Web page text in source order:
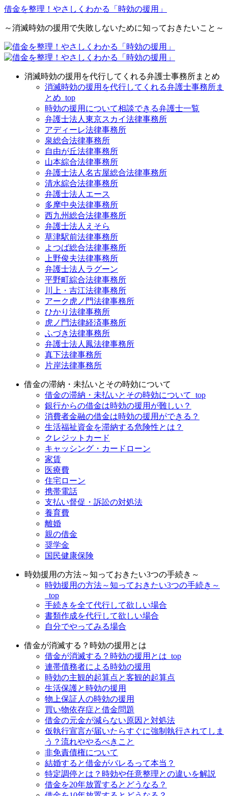
借金を整理！やさしくわかる「時効の援用」
～消滅時効の援用で失敗しないために知っておきたいこと～
消滅時効の援用を代行してくれる弁護士事務所まとめ
消滅時効の援用を代行してくれる弁護士事務所ま
とめ_top
時効の援用について相談できる弁護士一覧
弁護士法人東京スカイ法律事務所
アディーレ法律事務所
泉総合法律事務所
自由が丘法律事務所
山本綜合法律事務所
弁護士法人名古屋総合法律事務所
清水綜合法律事務所
弁護士法人エース
多摩中央法律事務所
西九州総合法律事務所
弁護士法人えそら
草津駅前法律事務所
よつば総合法律事務所
上野俊夫法律事務所
弁護士法人ラグーン
平野町綜合法律事務所
川上・吉江法律事務所
アーク虎ノ門法律事務所
ひかり法律事務所
虎ノ門法律経済事務所
ふづき法律事務所
弁護士法人鳳法律事務所
真下法律事務所
片岸法律事務所
借金の滞納・未払いとその時効について
借金の滞納・未払いとその時効について_top
銀行からの借金は時効の援用が難しい？
消費者金融の借金は時効の援用ができる？
生活福祉資金を滞納する危険性とは？
クレジットカード
キャッシング・カードローン
家賃
医療費
住宅ローン
携帯電話
支払い督促・訴訟の対処法
養育費
離婚
親の借金
奨学金
国民健康保険
時効援用の方法～知っておきたい3つの手続き～
時効援用の方法～知っておきたい3つの手続き～
_top
手続きを全て代行して欲しい場合
書類作成を代行して欲しい場合
自分でやってみる場合
借金が消滅する？時効の援用とは
借金が消滅する？時効の援用とは_top
連帯債務者による時効の援用
時効の主観的起算点と客観的起算点
生活保護と時効の援用
物上保証人の時効の援用
買い物依存症と借金問題
借金の元金が減らない原因と対処法
仮執行宣言が届いたらすぐに強制執行されてしま
う？流れややるべきこと
非免責債権について
結婚すると借金がバレるって本当？
特定調停とは？時効や任意整理との違いを解説
借金を20年放置するとどうなる？